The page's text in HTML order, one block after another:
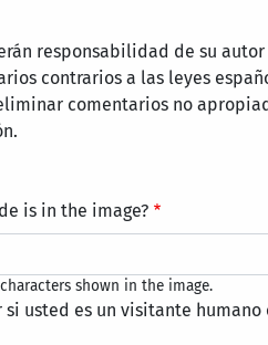
responsabilidad de su
contrarios a las leyes
comentarios no
is in the image?
shown in the image.
usted es un visitante